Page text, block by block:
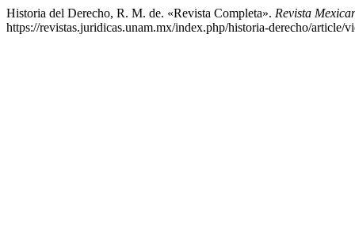
Historia del Derecho, R. M. de. «Revista Completa». Revista
https://revistas.juridicas.unam.mx/index.php/historia-derecho/article/